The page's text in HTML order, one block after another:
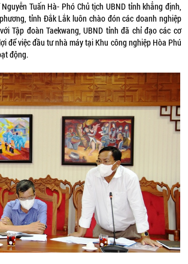
Tuấn Hà- Phó Chủ tịch UBND tỉnh khẳng định,
tỉnh Đắk Lắk luôn chào đón các doanh nghiệp
Tập đoàn Taekwang, UBND tỉnh đã chỉ đạo các cơ
để việc đầu tư nhà máy tại Khu công nghiệp Hòa Phú
động.